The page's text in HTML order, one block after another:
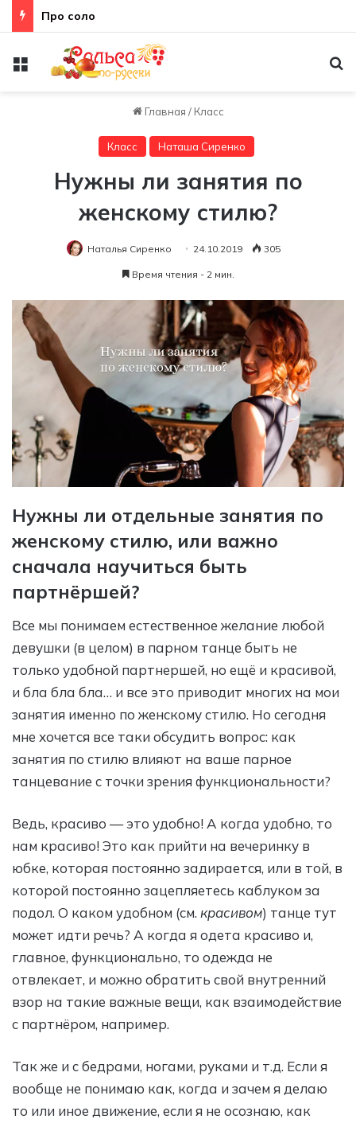
Про соло
Меню
Главная / Класс
Класс Наташа Сиренко
Нужны ли занятия по
женскому стилю?
Наталья Сиренко 24.10.2019 305
Время чтения - 2 мин.
Нужны ли отдельные занятия по
женскому стилю, или важно
сначала научиться быть
партнёршей?
Все мы понимаем естественное желание любой
девушки (в целом) в парном танце быть не
только удобной партнершей, но ещё и красивой,
и бла бла бла… и все это приводит многих на мои
занятия именно по женскому стилю. Но сегодня
мне хочется все таки обсудить вопрос: как
занятия по стилю влияют на ваше парное
танцевание с точки зрения функциональности?
Ведь, красиво — это удобно! А когда удобно, то
нам красиво! Это как прийти на вечеринку в
юбке, которая постоянно задирается, или в той, в
которой постоянно зацепляетесь каблуком за
подол. О каком удобном (см. красивом) танце тут
может идти речь? А когда я одета красиво и,
главное, функционально, то одежда не
отвлекает, и можно обратить свой внутренний
взор на такие важные вещи, как взаимодействие
с партнёром, например.
Так же и с бедрами, ногами, руками и т.д. Если я
вообще не понимаю как, когда и зачем я делаю
то или иное движение, если я не осознаю, как